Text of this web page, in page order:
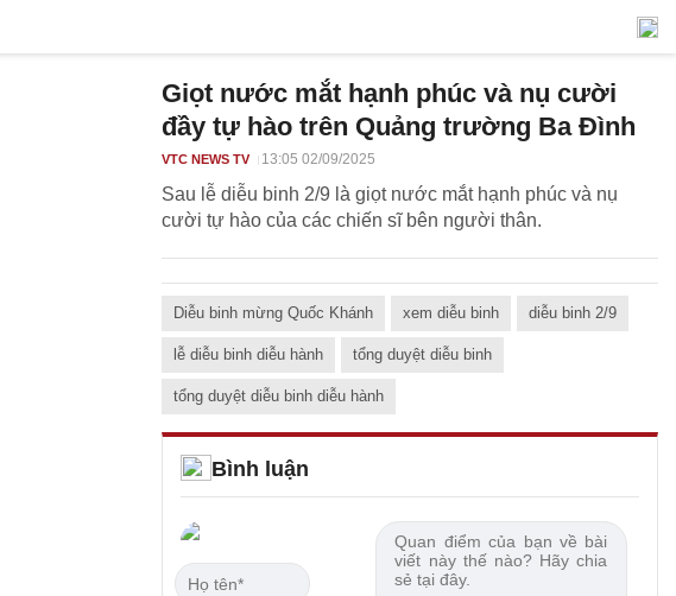
Giọt nước mắt hạnh phúc và nụ cười
đầy tự hào trên Quảng trường Ba Đình
VTC NEWS TV 13:05 02/09/2025
Sau lễ diễu binh 2/9 là giọt nước mắt hạnh phúc và nụ
cười tự hào của các chiến sĩ bên người thân.
Diễu binh mừng Quốc Khánh xem diễu binh diễu binh 2/9
lễ diễu binh diễu hành tổng duyệt diễu binh
tổng duyệt diễu binh diễu hành
Bình luận